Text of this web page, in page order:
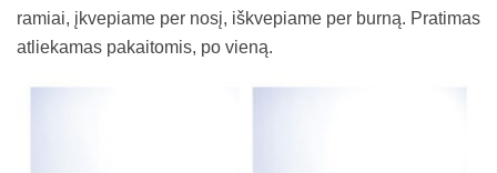
ramiai, įkvepiame per nosį, iškvepiame per burną. Pratimas
atliekamas pakaitomis, po vieną.